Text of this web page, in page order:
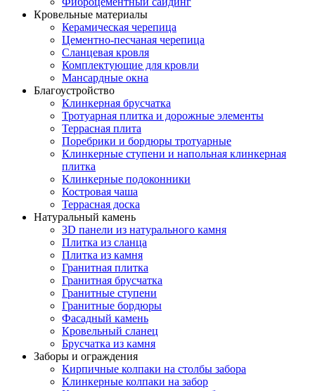
Кровельные материалы
Керамическая черепица
Цементно-песчаная черепица
Сланцевая кровля
Комплектующие для кровли
Мансардные окна
Благоустройство
Клинкерная брусчатка
Тротуарная плитка и дорожные элементы
Террасная плита
Поребрики и бордюры тротуарные
Клинкерные ступени и напольная клинкерная
плитка
Клинкерные подоконники
Костровая чаша
Террасная доска
Натуральный камень
3D панели из натурального камня
Плитка из сланца
Плитка из камня
Гранитная плитка
Гранитная брусчатка
Гранитные ступени
Гранитные бордюры
Фасадный камень
Кровельный сланец
Брусчатка из камня
Заборы и ограждения
Кирпичные колпаки на столбы забора
Клинкерные колпаки на забор